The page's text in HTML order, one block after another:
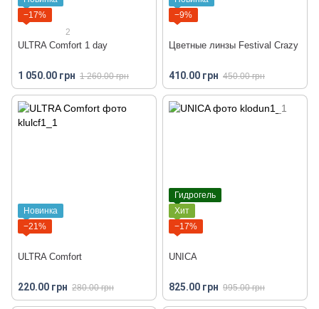
−17%
2
ULTRA Comfort 1 day
1 050.00 грн 1 260.00 грн
−9%
Цветные линзы Festival Crazy
410.00 грн 450.00 грн
Новинка
−21%
ULTRA Comfort
220.00 грн 280.00 грн
Гидрогель
Хит
−17%
UNICA
825.00 грн 995.00 грн